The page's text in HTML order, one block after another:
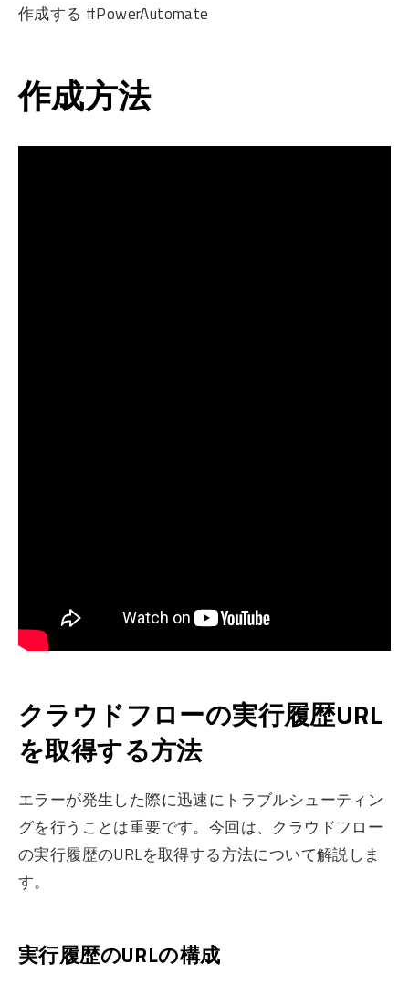
作成する #PowerAutomate
作成方法
クラウドフローの実行履歴URL
を取得する方法
エラーが発生した際に迅速にトラブルシューティン
グを行うことは重要です。今回は、クラウドフロー
の実行履歴のURLを取得する方法について解説しま
す。
実行履歴のURLの構成